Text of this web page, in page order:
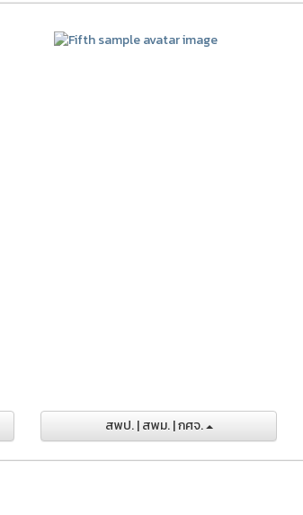
สพป. | สพม. | กศจ.